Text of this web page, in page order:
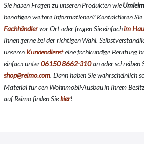
Sie haben Fragen zu unseren Produkten wie
benötigen weitere Informationen? Kontaktieren Sie
Fachhändlervor Ort oder fragen Sie einfachim
Ihnen gerne bei der richtigen Wahl.
unseren Kundendiensteine fachkundige Beratung
einfach unter06150 8662-310an oder schreiben
shop@reimo.com. Dann haben Sie wahrscheinlich
Material für den Wohnmobil-Ausbau in Ihrem
auf Reimo finden Siehier!